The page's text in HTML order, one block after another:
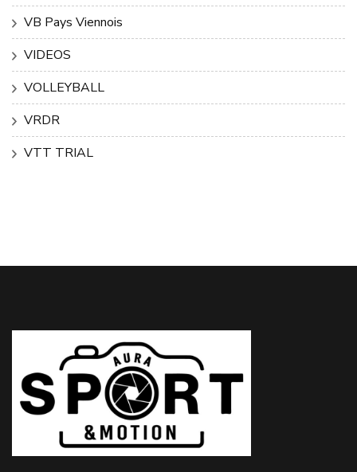
VB Pays Viennois
VIDEOS
VOLLEYBALL
VRDR
VTT TRIAL